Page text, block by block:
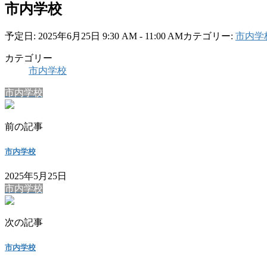
市内学校
予定日: 2025年6月25日 9:30 AM - 11:00 AMカテゴリー: 市内学
カテゴリー
市内学校
市内学校
前の記事
市内学校
2025年5月25日
市内学校
次の記事
市内学校